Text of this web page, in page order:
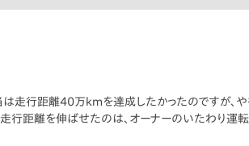
走行距離40万kmを達成したかったのですが、
距離を伸ばせたのは、オーナーのいたわり運転